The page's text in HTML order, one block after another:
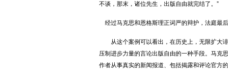
不谈，那末，诸位先生，出版自由就完结了。”
经过马克思和恩格斯理正词严的辩护，法庭最后
从这个案例可以看出，在历史上，无限扩大
压制进步力量的言论出版自由的一种手段。马克
作者从事真实的新闻报道、包括揭露和评论官方